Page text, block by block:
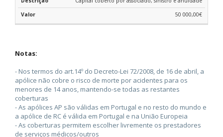
50 000,00€
Notas:
- Nos termos do art.14º do Decreto-Lei 72/2008, de 16 de abril, a
apólice não cobre o risco de morte por acidentes para os
menores de 14 anos, mantendo-se todas as restantes
coberturas
- As apólices AP são válidas em Portugal e no resto do mundo e
a apólice de RC é válida em Portugal e na União Europeia
- As coberturas permitem escolher livremente os prestadores
de serviços médicos/outros